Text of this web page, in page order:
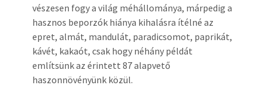
vészesen fogy a világ méhállománya, márpedig a
hasznos beporzók hiánya kihalásra ítélné az
epret, almát, mandulát, paradicsomot, paprikát,
kávét, kakaót, csak hogy néhány példát
említsünk az érintett 87 alapvető
haszonnövényünk közül.